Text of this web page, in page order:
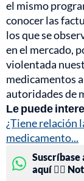
el mismo
conocer las
los que se
en el mercado,
violentada
medicamentos
autoridades de
Le puede
¿Tiene relación
medicamento...
Suscríbase
aquí 👉🏻